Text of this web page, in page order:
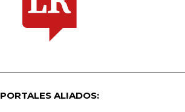
PORTALES ALIADOS: